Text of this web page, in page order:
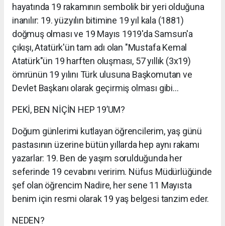
hayatında 19 rakamının sembolik bir yeri olduğuna
inanılır: 19. yüzyılın bitimine 19 yıl kala (1881)
doğmuş olması ve 19 Mayıs 1919'da Samsun'a
çıkışı, Atatürk'ün tam adı olan "Mustafa Kemal
Atatürk"ün 19 harften oluşması, 57 yıllık (3x19)
ömrünün 19 yılını Türk ulusuna Başkomutan ve
Devlet Başkanı olarak geçirmiş olması gibi…
PEKİ, BEN NİÇİN HEP 19’UM?
Doğum günlerimi kutlayan öğrencilerim, yaş günü
pastasının üzerine bütün yıllarda hep aynı rakamı
yazarlar: 19. Ben de yaşım sorulduğunda her
seferinde 19 cevabını veririm. Nüfus Müdürlüğünde
şef olan öğrencim Nadire, her sene 11 Mayısta
benim için resmi olarak 19 yaş belgesi tanzim eder.
NEDEN?